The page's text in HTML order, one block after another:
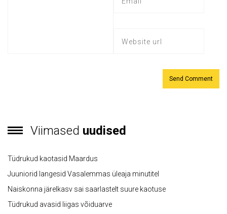
Viimased uudised
Tüdrukud kaotasid Maardus
Juuniorid langesid Vasalemmas üleaja minutitel
Naiskonna järelkasv sai saarlastelt suure kaotuse
Tüdrukud avasid liigas võiduarve